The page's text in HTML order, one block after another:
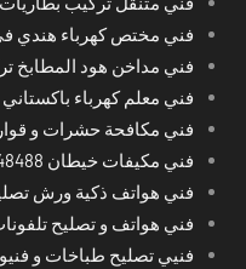
فني مختص كهرباء هندي
فني مداخن هود المطابخ
فني معلم كهرباء
فني مكافحة حشرات و
فني مكيفات خيطان 98548488
فني هواتف ذكية ورش
فني هواتف و تصليح
فنيي تصليح طباخات و